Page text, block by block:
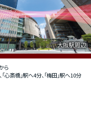
大阪駅周辺
ら
「心斎橋」駅へ4分、「梅田」駅へ10分